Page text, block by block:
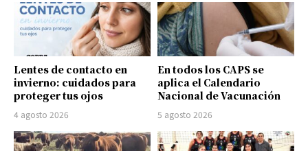
Lentes de contacto en
invierno: cuidados para
proteger tus ojos
4 agosto 2026
En todos los CAPS se
aplica el Calendario
Nacional de Vacunación
5 agosto 2026